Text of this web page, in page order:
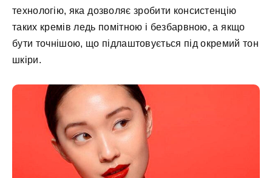
технологію, яка дозволяє зробити консистенцію
таких кремів ледь помітною і безбарвною, а якщо
бути точнішою, що підлаштовується під окремий тон
шкіри.